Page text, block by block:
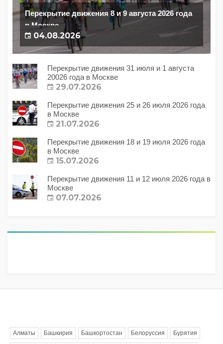
Перекрытие движения 8 и 9 августа 2026 года
в Москве
04.08.2026
Перекрытие движения 31 июля и 1 августа
20026 года в Москве
29.07.2026
Перекрытие движения 25 и 26 июля 2026 года
в Москве
21.07.2026
Перекрытие движения 18 и 19 июля 2026 года
в Москве
15.07.2026
Перекрытие движения 11 и 12 июля 2026 года в
Москве
07.07.2026
Алматы Башкирия Башкортостан Белоруссия Бурятия